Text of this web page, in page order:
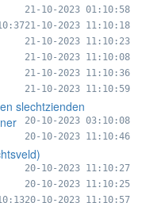
21-10-2023 01:10:58
21-10-2023 11:10:18
21-10-2023 11:10:23
21-10-2023 11:10:08
21-10-2023 11:10:36
21-10-2023 11:10:59
slechtzienden
20-10-2023 03:10:08
20-10-2023 11:10:46
20-10-2023 11:10:27
20-10-2023 11:10:25
20-10-2023 11:10:57